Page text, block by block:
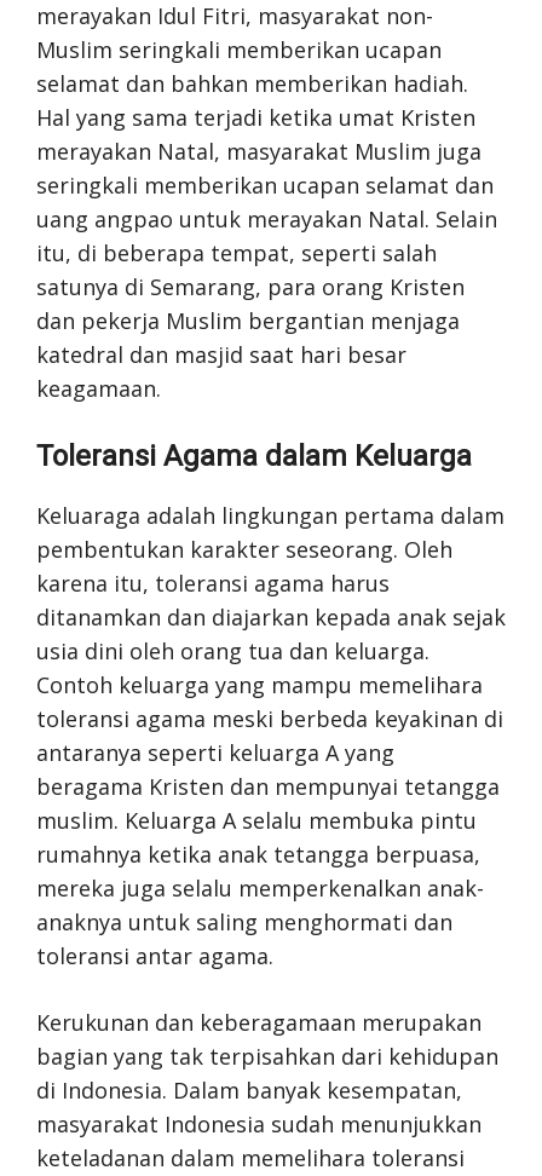
merayakan Idul Fitri, masyarakat non-
Muslim seringkali memberikan ucapan
selamat dan bahkan memberikan hadiah.
Hal yang sama terjadi ketika umat Kristen
merayakan Natal, masyarakat Muslim juga
seringkali memberikan ucapan selamat dan
uang angpao untuk merayakan Natal. Selain
itu, di beberapa tempat, seperti salah
satunya di Semarang, para orang Kristen
dan pekerja Muslim bergantian menjaga
katedral dan masjid saat hari besar
keagamaan.
Toleransi Agama dalam Keluarga
Keluaraga adalah lingkungan pertama dalam
pembentukan karakter seseorang. Oleh
karena itu, toleransi agama harus
ditanamkan dan diajarkan kepada anak sejak
usia dini oleh orang tua dan keluarga.
Contoh keluarga yang mampu memelihara
toleransi agama meski berbeda keyakinan di
antaranya seperti keluarga A yang
beragama Kristen dan mempunyai tetangga
muslim. Keluarga A selalu membuka pintu
rumahnya ketika anak tetangga berpuasa,
mereka juga selalu memperkenalkan anak-
anaknya untuk saling menghormati dan
toleransi antar agama.
Kerukunan dan keberagamaan merupakan
bagian yang tak terpisahkan dari kehidupan
di Indonesia. Dalam banyak kesempatan,
masyarakat Indonesia sudah menunjukkan
keteladanan dalam memelihara toleransi